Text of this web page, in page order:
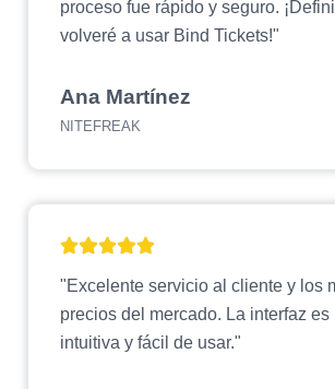
proceso fue rápido y seguro.
volveré a usar Bind Tickets!"
Ana Martínez
NITEFREAK
"Excelente servicio al cliente y los
precios del mercado. La interfaz es
intuitiva y fácil de usar."